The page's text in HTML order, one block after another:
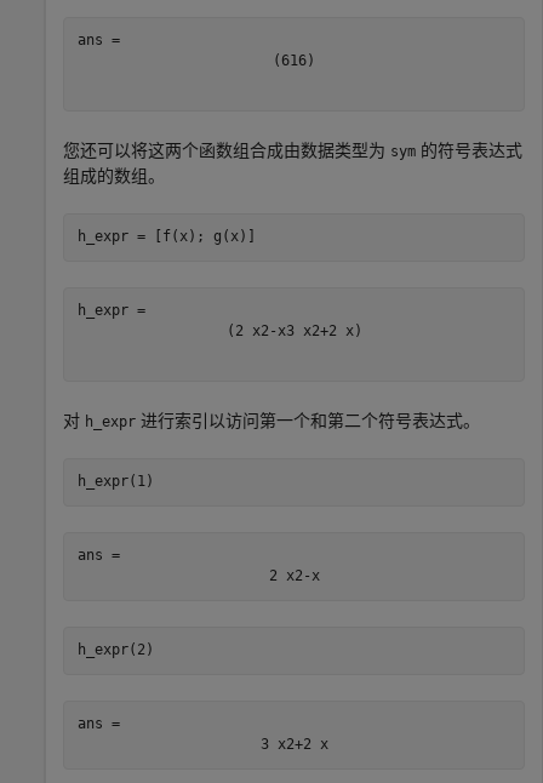
( 616)
您还可以将这两个函数组合成由数据类型为 sym 的符号表达式
组成的数组。
h_expr = [f(x); g(x)]
( 2 x2 - x3 x2+2 x)
对 h_expr 进行索引以访问第一个和第二个符号表达式。
h_expr(1)
ans =
2
x2 - x
h_expr(2)
ans =
3
x2+2 x